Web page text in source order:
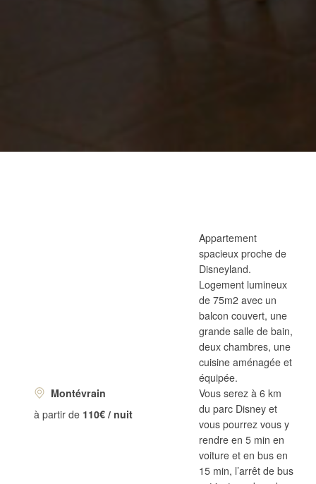
Montévrain
à partir de 110€ / nuit
Appartement
spacieux proche de
Disneyland.
Logement lumineux
de 75m2 avec un
balcon couvert, une
grande salle de bain,
deux chambres, une
cuisine aménagée et
équipée.
Vous serez à 6 km
du parc Disney et
vous pourrez vous y
rendre en 5 min en
voiture et en bus en
15 min, l’arrêt de bus